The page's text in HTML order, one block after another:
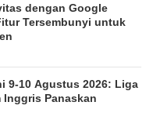
dengan Google
Tersembunyi untuk
9-10 Agustus 2026: Liga
Inggris Panaskan